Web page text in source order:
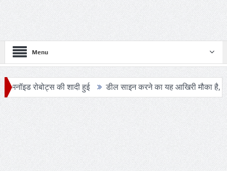
Menu
की शादी हुई डील साइन करने का यह आखिरी मौका है, ट्रंप ने एक